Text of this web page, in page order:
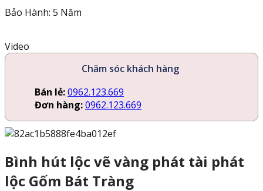
Bảo Hành: 5 Năm
Video
Chăm sóc khách hàng
Bán lẻ:0962.123.669
Đơn hàng:0962.123.669
Bình hút lộc vẽ vàng phát tài phát
lộc Gốm Bát Tràng